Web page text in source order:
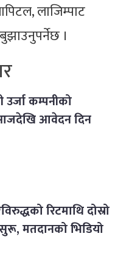
लाजिम्पाट
।
कम्पनीको
आवेदन दिन
रिटमाथि दोस्रो
मतदानको भिडियो